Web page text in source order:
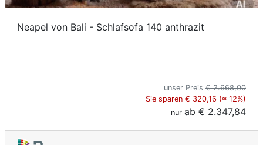
Neapel von Bali - Schlafsofa 140 anthrazit
unser Preis € 2.668,00
Sie sparen € 320,16 (≈ 12%)
nur ab € 2.347,84